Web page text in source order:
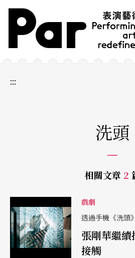
跳到主要內容區塊
網站導覽
:::
洗頭
相關文章 2
戲劇
透過手機《洗頭》
張剛華繼
接觸